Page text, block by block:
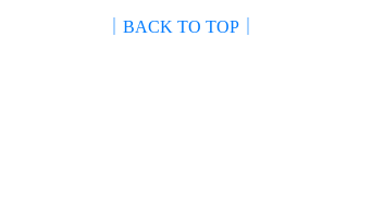
｜BACK TO TOP｜